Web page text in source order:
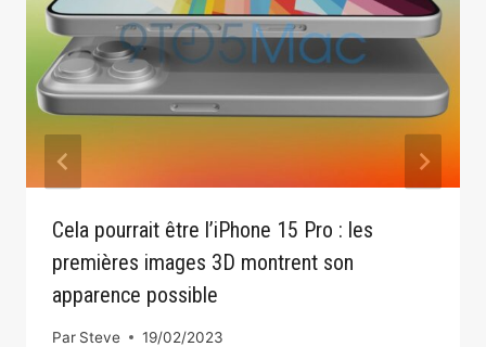
Cela pourrait être l’iPhone 15 Pro : les
premières images 3D montrent son
apparence possible
Par Steve 19/02/2023